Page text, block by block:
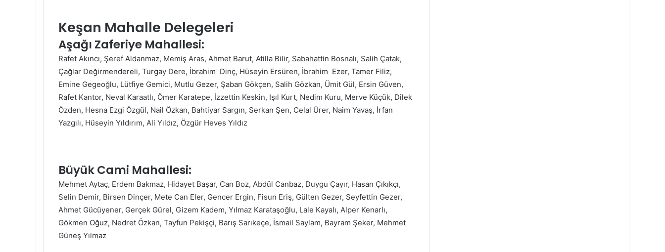
Keşan Mahalle Delegeleri
Aşağı Zaferiye Mahallesi:
Rafet Akıncı, Şeref Aldanmaz, Memiş Aras, Ahmet Barut, Atilla Bilir, Sabahattin Bosnalı, Salih Çatak,
Çağlar Değirmendereli, Turgay Dere, İbrahim Dinç, Hüseyin Ersüren, İbrahim Ezer, Tamer Filiz,
Emine Gegeoğlu, Lütfiye Gemici, Mutlu Gezer, Şaban Gökçen, Salih Gözkan, Ümit Gül, Ersin Güven,
Rafet Kantor, Neval Karaatlı, Ömer Karatepe, İzzettin Keskin, Işıl Kurt, Nedim Kuru, Merve Küçük, Dilek
Özden, Hesna Ezgi Özgül, Nail Özkan, Bahtiyar Sargın, Serkan Şen, Celal Ürer, Naim Yavaş, İrfan
Yazgılı, Hüseyin Yıldırım, Ali Yıldız, Özgür Heves Yıldız
Büyük Cami Mahallesi:
Mehmet Aytaç, Erdem Bakmaz, Hidayet Başar, Can Boz, Abdül Canbaz, Duygu Çayır, Hasan Çıkıkçı,
Selin Demir, Birsen Dinçer, Mete Can Eler, Gencer Ergin, Fisun Eriş, Gülten Gezer, Seyfettin Gezer,
Ahmet Gücüyener, Gerçek Gürel, Gizem Kadem, Yılmaz Karataşoğlu, Lale Kayalı, Alper Kenarlı,
Gökmen Oğuz, Nedret Özkan, Tayfun Pekişçi, Barış Sarıkeçe, İsmail Saylam, Bayram Şeker, Mehmet
Güneş Yılmaz